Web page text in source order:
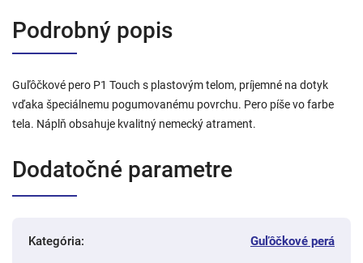
Podrobný popis
Guľôčkové pero P1 Touch s plastovým telom, príjemné na dotyk
vďaka špeciálnemu pogumovanému povrchu. Pero píše vo farbe
tela. Náplň obsahuje kvalitný nemecký atrament.
Dodatočné parametre
Kategória: Guľôčkové perá